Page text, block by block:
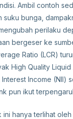
Ambil contoh
suku bunga,
perilaku
bergeser ke
Ratio (LCR)
High Quality Liquid
Income (NII)
pun ikut
ini hanya terlihat